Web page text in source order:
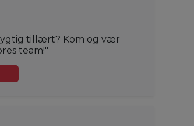
tillært? Kom og vær
team!"